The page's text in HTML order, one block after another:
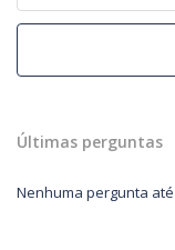
Últimas perguntas
Nenhuma pergunta